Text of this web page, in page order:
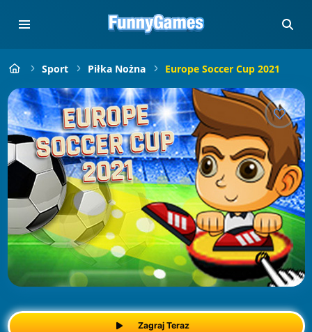
Sport Piłka Nożna Europe Soccer Cup 2021
Zagraj Teraz